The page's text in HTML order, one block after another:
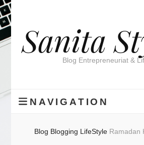
Sanita
Blog Entrepreneuriat &
NAVIGATION
Blog Blogging LifeStyle Ramadan